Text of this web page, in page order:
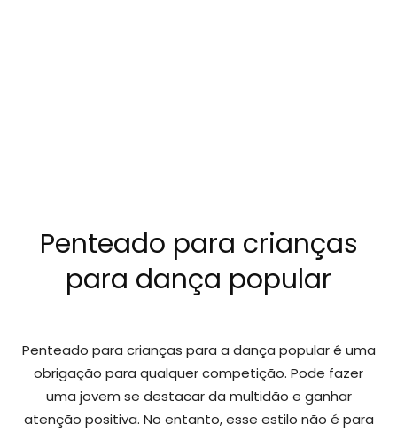
Penteado para crianças
para dança popular
Penteado para crianças para a dança popular é uma
obrigação para qualquer competição. Pode fazer
uma jovem se destacar da multidão e ganhar
atenção positiva. No entanto, esse estilo não é para